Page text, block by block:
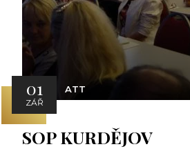
01
ZÁŘ
ATT
SOP KURDĚJOV